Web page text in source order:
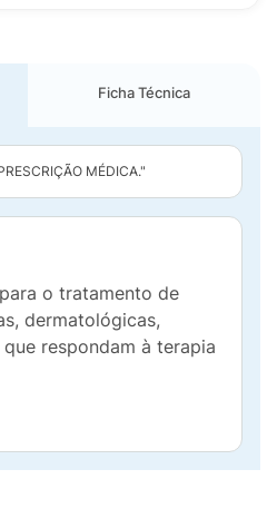
Ficha Técnica
MÉDICA."
o tratamento de
dermatológicas,
respondam à terapia